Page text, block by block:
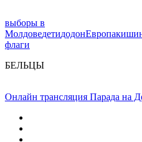
выборы в
МолдоведетидодонЕвропа
флаги
БЕЛЬЦЫ
Онлайн трансляция Парада на